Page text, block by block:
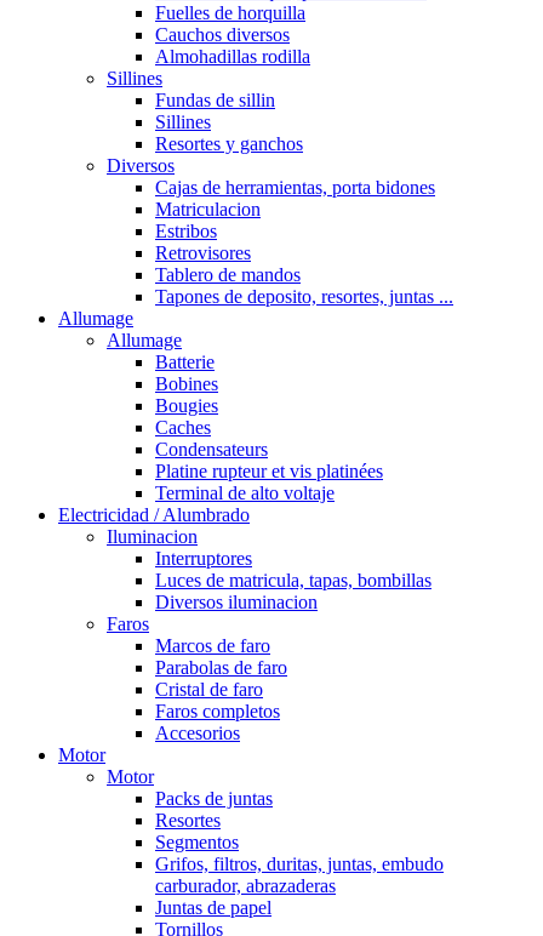
Fuelles de horquilla
Cauchos diversos
Almohadillas rodilla
Sillines
Fundas de sillin
Sillines
Resortes y ganchos
Diversos
Cajas de herramientas, porta bidones
Matriculacion
Estribos
Retrovisores
Tablero de mandos
Tapones de deposito, resortes, juntas ...
Allumage
Allumage
Batterie
Bobines
Bougies
Caches
Condensateurs
Platine rupteur et vis platinées
Terminal de alto voltaje
Electricidad / Alumbrado
Iluminacion
Interruptores
Luces de matricula, tapas, bombillas
Diversos iluminacion
Faros
Marcos de faro
Parabolas de faro
Cristal de faro
Faros completos
Accesorios
Motor
Motor
Packs de juntas
Resortes
Segmentos
Grifos, filtros, duritas, juntas, embudo
carburador, abrazaderas
Juntas de papel
Tornillos